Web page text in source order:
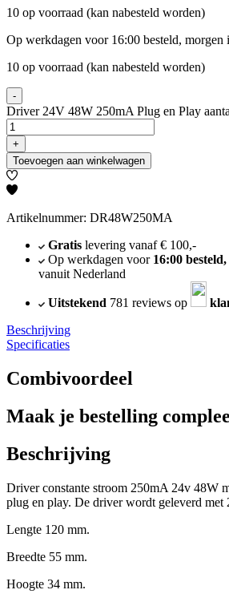
10 op voorraad (kan nabesteld worden)
Op werkdagen voor 16:00 besteld, morgen
10 op voorraad (kan nabesteld worden)
-
Driver 24V 48W 250mA Plug en Play
+
Toevoegen aan winkelwagen
Artikelnummer: DR48W250MA
Gratislevering vanaf € 100,-
Op werkdagen voor 16:00
vanuit Nederland
Uitstekend 781 reviews op
Beschrijving
Specificaties
Combivoordeel
Maak je bestelling
Beschrijving
Driver constante stroom 250mA 24v 48W
plug en play. De driver wordt geleverd met
Lengte 120 mm.
Breedte 55 mm.
Hoogte 34 mm.